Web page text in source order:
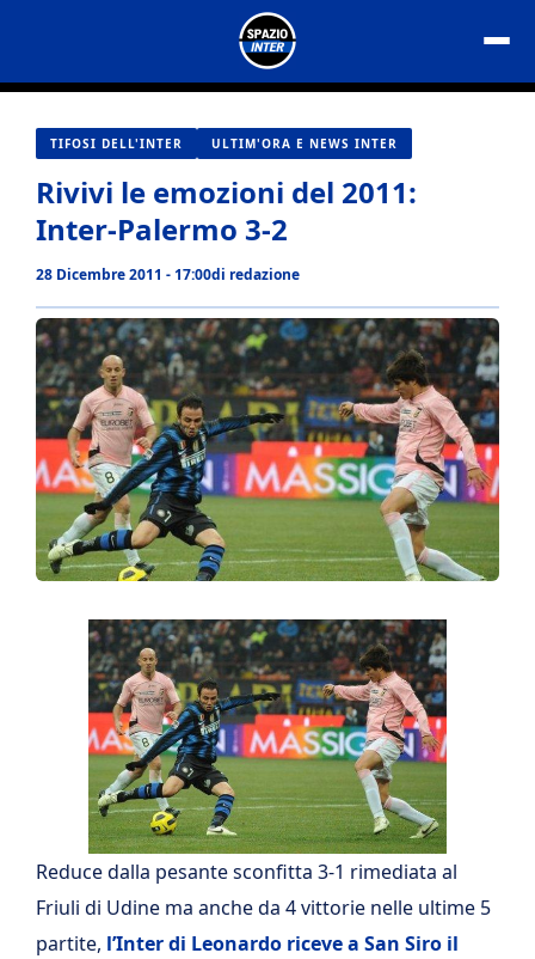
contenuto
TIFOSI DELL'INTER ULTIM'ORA E NEWS INTER
Rivivi le emozioni del 2011:
Inter-Palermo 3-2
28 Dicembre 2011 - 17:00di redazione
Reduce dalla pesante sconfitta 3-1 rimediata al
Friuli di Udine ma anche da 4 vittorie nelle ultime 5
partite, l’Inter di Leonardo riceve a San Siro il